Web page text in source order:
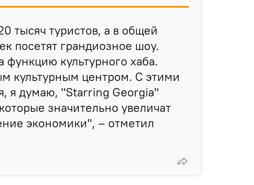
тысяч туристов, а в общей
посетят грандиозное шоу.
культурного хаба.
культурным центром. С этими
я думаю, "Starring Georgia"
значительно увеличат
экономики", – отметил